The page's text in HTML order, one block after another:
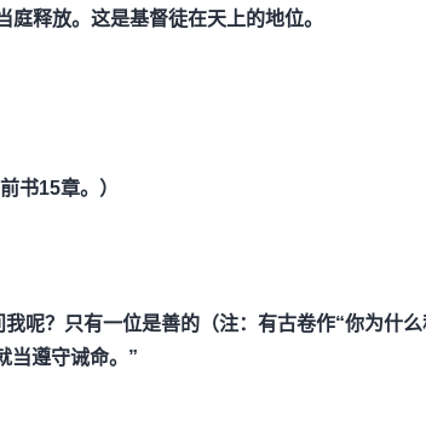
庭释放。这是基督徒在天上的地位。
书15章。）
呢？只有一位是善的（注：有古卷作“你为什
当遵守诫命。”